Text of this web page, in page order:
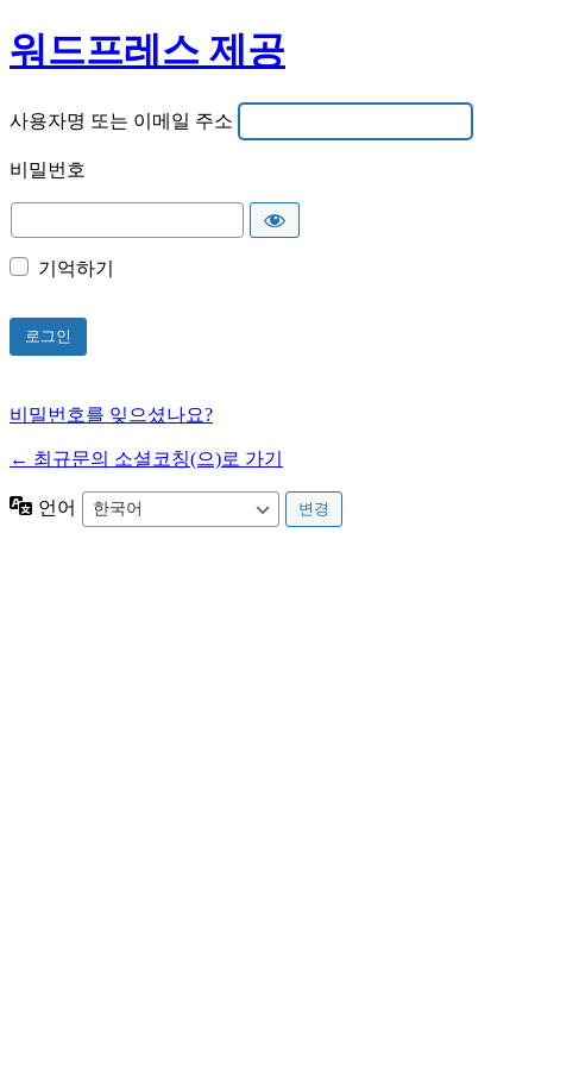
워드프레스 제공
사용자명 또는 이메일 주소
비밀번호
기억하기
비밀번호를 잊으셨나요?
← 최규문의 소셜코칭(으)로 가기
언어